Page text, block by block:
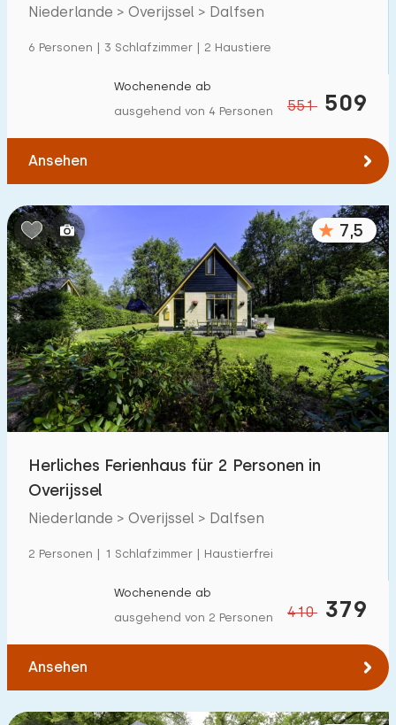
Niederlande > Overijssel > Dalfsen
6 Personen | 3 Schlafzimmer | 2 Haustiere
551 509
Wochenende ab
ausgehend von 4 Personen
Ansehen
7,5
Herliches Ferienhaus für 2 Personen in
Overijssel
Niederlande > Overijssel > Dalfsen
2 Personen | 1 Schlafzimmer | Haustierfrei
410 379
Wochenende ab
ausgehend von 2 Personen
Ansehen